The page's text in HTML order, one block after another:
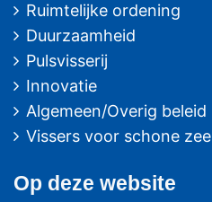
Ruimtelijke ordening
Duurzaamheid
Pulsvisserij
Innovatie
Algemeen/Overig beleid
Vissers voor schone zee
Op deze website